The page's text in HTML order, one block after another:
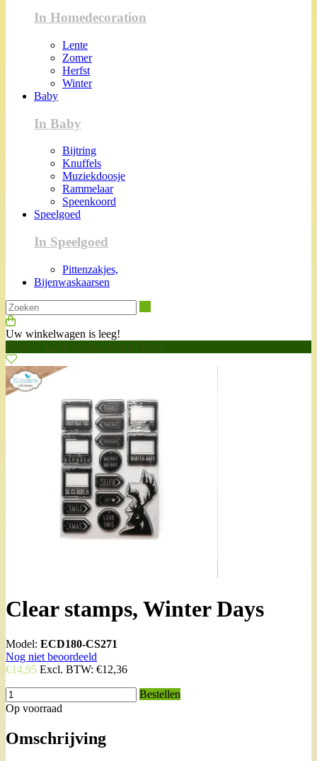
In Homedecoration
Lente
Zomer
Herfst
Winter
Baby
In Baby
Bijtring
Knuffels
Muziekdoosje
Rammelaar
Speenkoord
Speelgoed
In Speelgoed
Pittenzakjes,
Bijenwaskaarsen
Uw winkelwagen is leeg!
Home
Clear stamps, Winter Days
Clear stamps, Winter Days
Model: ECD180-CS271
Nog niet beoordeeld
€14,95 Excl. BTW: €12,36
Bestellen
Op voorraad
Omschrijving